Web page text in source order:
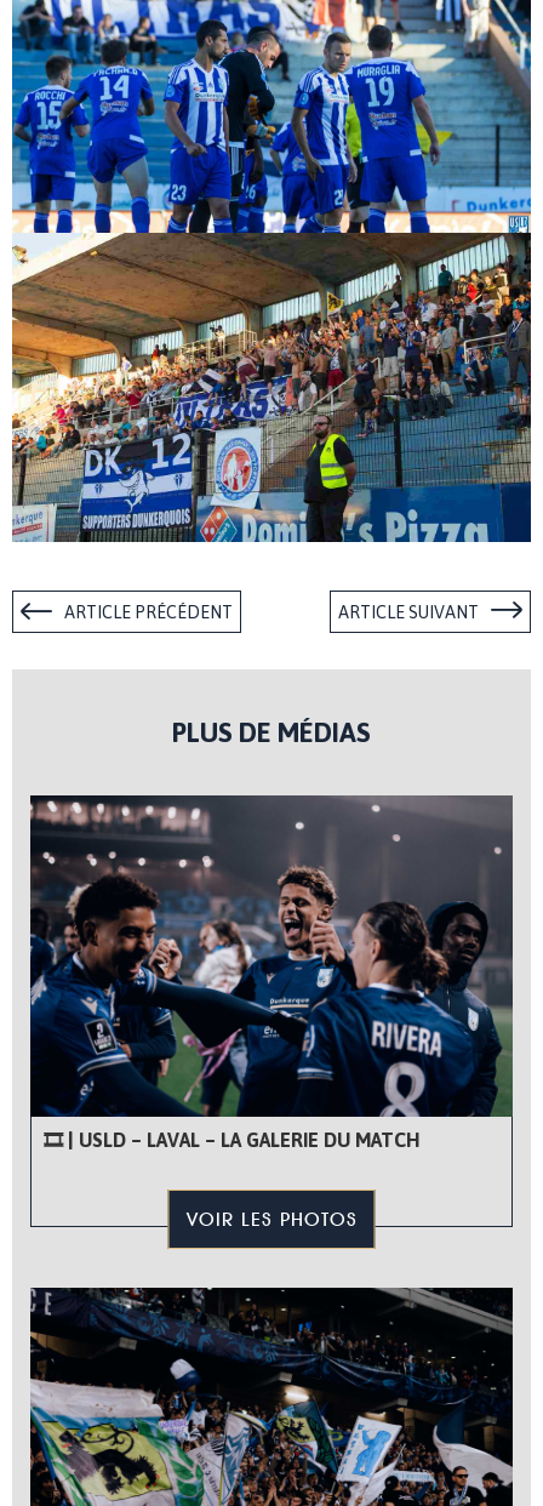
ARTICLE PRÉCÉDENT ARTICLE SUIVANT
PLUS DE MÉDIAS
🎞 | USLD – LAVAL – LA GALERIE DU MATCH
VOIR LES PHOTOS